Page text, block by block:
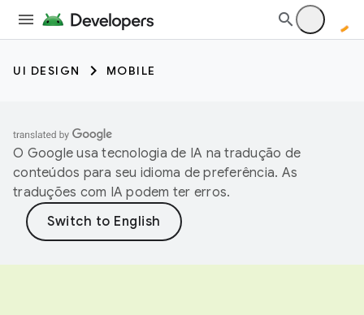
UI DESIGN MOBILE
O Google usa tecnologia de IA na tradução de
conteúdos para seu idioma de preferência. As
traduções com IA podem ter erros.